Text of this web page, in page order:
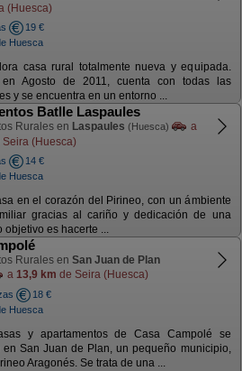
(Huesca)
19 €
Huesca
casa rural totalmente nueva y equipada.
en Agosto de 2011, cuenta con todas las
y se encuentra en un entorno ...
Batlle Laspaules
Rurales en Laspaules (Huesca)
a
Seira (Huesca)
14 €
Huesca
en el corazón del Pirineo, con un ámbiente
gracias al cariño y dedicación de una
objetivo es hacerte ...
Rurales en San Juan de Plan
a 13,9 km de Seira (Huesca)
18 €
Huesca
y apartamentos de Casa Campolé se
en San Juan de Plan, un pequeño municipio,
Aragonés. Se trata de una ...